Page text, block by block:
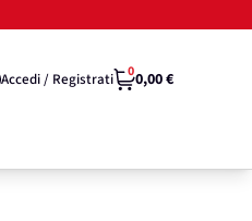
Accedi / Registrati 00,00 €